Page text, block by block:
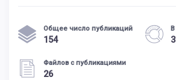
Общее число публикаций
154
В
3
Файлов с публикациями
26